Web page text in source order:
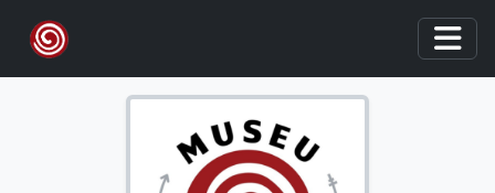
Skip to main content